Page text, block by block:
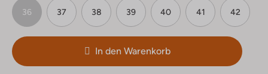
36 37 38 39 40 41 42
In den Warenkorb